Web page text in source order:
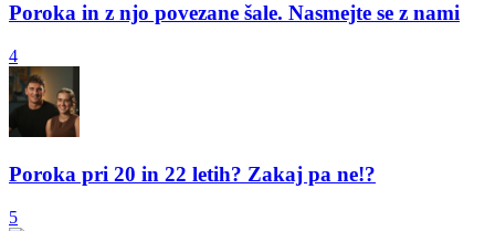
Poroka in z njo povezane šale. Nasmejte se z nami
4
Poroka pri 20 in 22 letih? Zakaj pa ne!?
5